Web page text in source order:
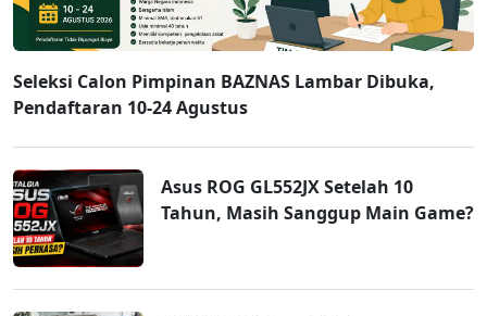
Seleksi Calon Pimpinan BAZNAS Lambar Dibuka,
Pendaftaran 10-24 Agustus
Asus ROG GL552JX Setelah 10
Tahun, Masih Sanggup Main Game?